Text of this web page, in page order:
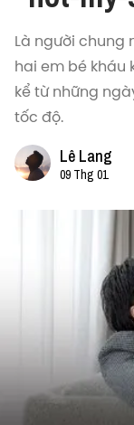
Là người chung
hai em bé kháu
kể từ những
tốc độ.
Lê Lang
09 Thg 01